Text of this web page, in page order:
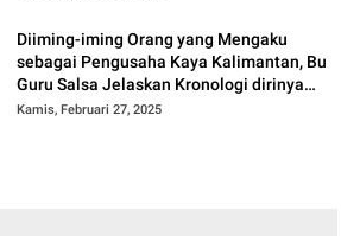
Diiming-iming Orang yang Mengaku
sebagai Pengusaha Kaya Kalimantan, Bu
Guru Salsa Jelaskan Kronologi dirinya
Ditipu Hingga Video Tak Senonohnya Viral
Kamis, Februari 27, 2025